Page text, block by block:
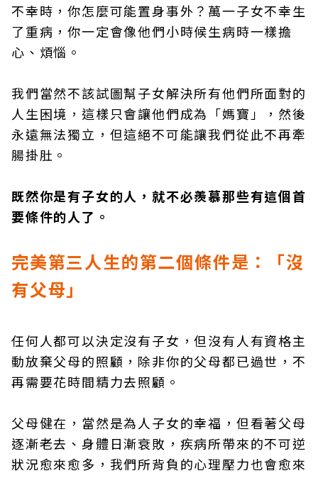
不幸時，你怎麼可能置身事外？萬一子女不幸生
了重病，你一定會像他們小時候生病時一樣擔
心、煩惱。
我們當然不該試圖幫子女解決所有他們所面對的
人生困境，這樣只會讓他們成為「媽寶」，然後
永遠無法獨立，但這絕不可能讓我們從此不再牽
腸掛肚。
既然你是有子女的人，就不必羨慕那些有這個首
要條件的人了。
完美第三人生的第二個條件是：「沒
有父母」
任何人都可以決定沒有子女，但沒有人有資格主
動放棄父母的照顧，除非你的父母都已過世，不
再需要花時間精力去照顧。
父母健在，當然是為人子女的幸福，但看著父母
逐漸老去、身體日漸衰敗，疾病所帶來的不可逆
狀況愈來愈多，我們所背負的心理壓力也會愈來